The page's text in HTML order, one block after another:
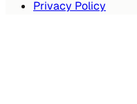
Privacy Policy